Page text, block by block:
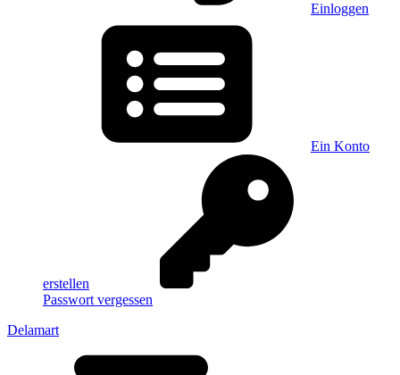
Einloggen
Ein Konto
erstellen
Passwort vergessen
Delamart